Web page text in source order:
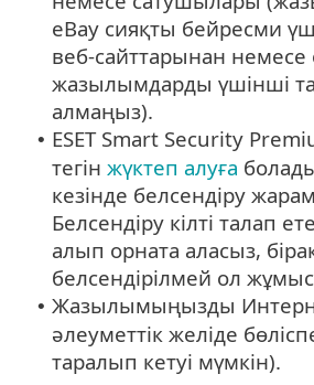
eBay сияқты бейресми
веб-сайттарынан немесе
жазылымдарды үшінші
алмаңыз).
• ESET Smart Security
тегін жүктеп алуға
кезінде белсендіру
Белсендіру кілті талап
алып орната аласыз,
белсендірілмей ол жұмыс
• Жазылымыңызды
әлеуметтік желіде
таралып кетуі мүмкін).